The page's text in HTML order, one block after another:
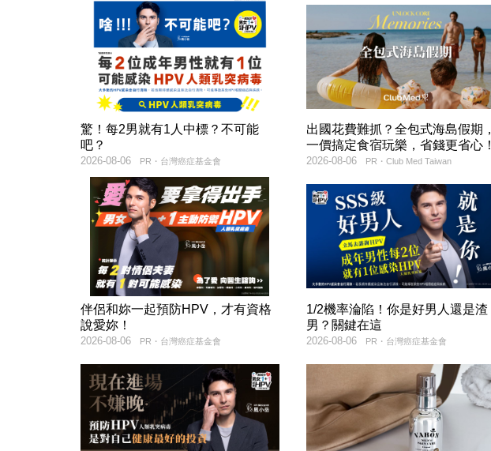
驚！每2男就有1人中標？不可能
吧？
PR・台灣癌症基金會
2026-08-06
出國花費難抓？全包式海島假期，
一價搞定食宿玩樂，省錢更省心！
PR・Club Med Taiwan
2026-08-06
伴侶和妳一起預防HPV，才有資格
說愛妳！
PR・台灣癌症基金會
2026-08-06
1/2機率淪陷！你是好男人還是渣
男？關鍵在這
PR・台灣癌症基金會
2026-08-06